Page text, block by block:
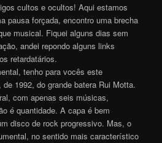
cultos e ocultos! Aqui estamos
pausa forçada, encontro uma brecha
musical. Fiquei alguns dias sem
andei repondo alguns links
retardatários.
tenho para vocês este
1992, do grande batera Rui Motta.
com apenas seis músicas,
é quantidade. A capa é bem
disco de rock progressivo. Mas, o
no sentido mais característico